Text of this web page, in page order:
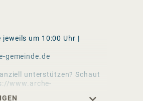
um 10:00 Uhr |
gemeinde.de
unterstützen? Schaut
www.arche-